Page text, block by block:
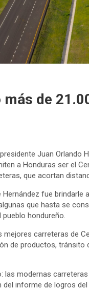
de
Juan Orlando
a Honduras ser el
que acortan
fue
que hasta se
hondureño.
mejores carreteras de
de productos, tránsito
las modernas
informe de logros